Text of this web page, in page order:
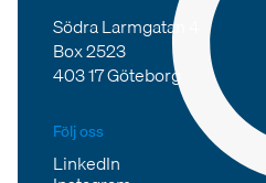
Södra Larmgatan 4
Box 2523
403 17 Göteborg
Följ oss
LinkedIn